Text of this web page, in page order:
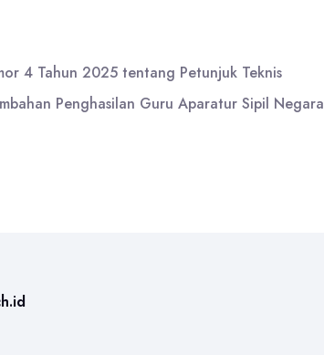
4 Tahun 2025 tentang Petunjuk Teknis
Penghasilan Guru Aparatur Sipil Negara